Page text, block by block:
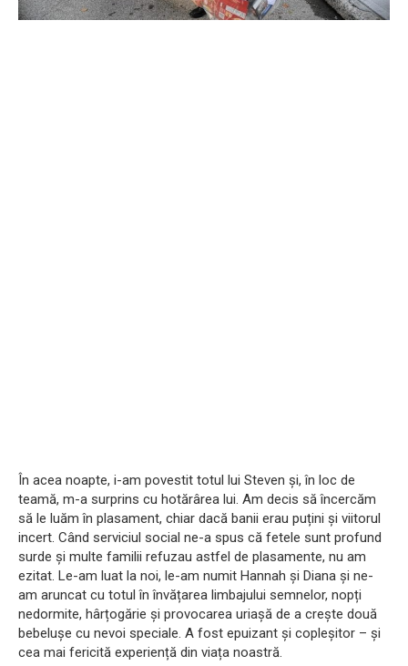
În acea noapte, i-am povestit totul lui Steven și, în loc de
teamă, m-a surprins cu hotărârea lui. Am decis să încercăm
să le luăm în plasament, chiar dacă banii erau puțini și viitorul
incert. Când serviciul social ne-a spus că fetele sunt profund
surde și multe familii refuzau astfel de plasamente, nu am
ezitat. Le-am luat la noi, le-am numit Hannah și Diana și ne-
am aruncat cu totul în învățarea limbajului semnelor, nopți
nedormite, hârțogărie și provocarea uriașă de a crește două
bebelușe cu nevoi speciale. A fost epuizant și copleșitor – și
cea mai fericită experiență din viața noastră.